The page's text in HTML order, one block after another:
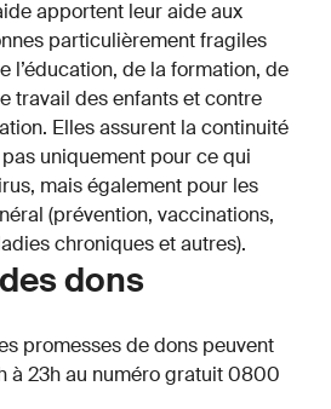
apportent leur aide aux
particulièrement fragiles
l’éducation, de la formation, de
travail des enfants et contre
Elles assurent la continuité
uniquement pour ce qui
mais également pour les
(prévention, vaccinations,
chroniques et autres).
dons
promesses de dons peuvent
à 23h au numéro gratuit 0800